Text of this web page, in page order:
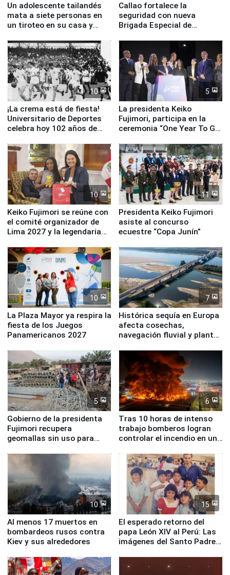
Un adolescente tailandés
mata a siete personas en
un tiroteo en su casa y
Callao fortalece la
seguridad con nueva
Brigada Especial de
equipamiento para
Serenazgo
10
¡La crema está de fiesta!
Universitario de Deportes
celebra hoy 102 años de
5
La presidenta Keiko
Fujimori, participa en la
ceremonia “One Year To Go
10
Keiko Fujimori se reúne con
el comité organizador de
Lima 2027 y la legendaria
11
Presidenta Keiko Fujimori
asiste al concurso
ecuestre “Copa Junín”
10
La Plaza Mayor ya respira la
fiesta de los Juegos
Panamericanos 2027
7
Histórica sequía en Europa
afecta cosechas,
navegación fluvial y plantas
5
Gobierno de la presidenta
Fujimori recupera
geomallas sin uso para
Fenómeno El Niño
6
Tras 10 horas de intenso
trabajo bomberos logran
controlar el incendio en una
de Chile
10
Al menos 17 muertos en
bombardeos rusos contra
Kiev y sus alrededores
15
El esperado retorno del
papa León XIV al Perú: Las
imágenes del Santo Padre